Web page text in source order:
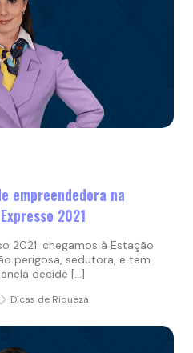
empreendedora na
2021
2021: chegamos à Estação
perigosa, sedutora, e tem
decide […]
Dicas de Riqueza